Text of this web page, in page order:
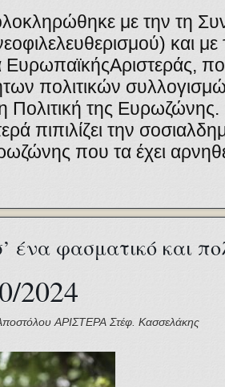
με την τη
και
ΕυρωπαϊκήςΑριστεράς,
πολιτικών
Πολιτική της
πιπιλίζει την
που τα έχει
ένα φασματικό και
2024
ΑΡΙΣΤΕΡΑ Στέφ. Κασσελάκης